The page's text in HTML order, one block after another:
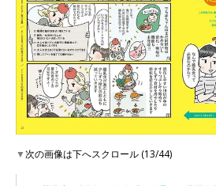
▼次の画像は下へスクロール (13/44)